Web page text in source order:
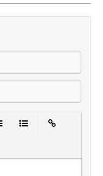
текста
спойлера